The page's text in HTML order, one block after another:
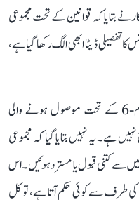
نے بتایا کہ قوانین کے تحت مجموعی
تفصیلی ڈیٹا ابھی الگ رکھا گیا ہے،
قابل ذکر ہے کہ انتظامیہ کی جانب سے فارم-6 کے تحت موصول ہونے والی
ہے۔ یہ نہیں بتایا گیا کہ مجموعی
سے کتنی قبول یا مسترد ہوئیں۔ اس
کی طرف سے کوئی حکم آتا ہے، تو کل